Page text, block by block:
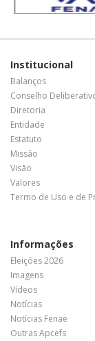
Institucional
Balanços
Conselho
Diretoria
Entidade
Estatuto
Missão
Visão
Valores
Termo de Uso e de
Informações
Eleições 2026
Imagens
Vídeos
Notícias
Notícias Fenae
Outras Apcefs